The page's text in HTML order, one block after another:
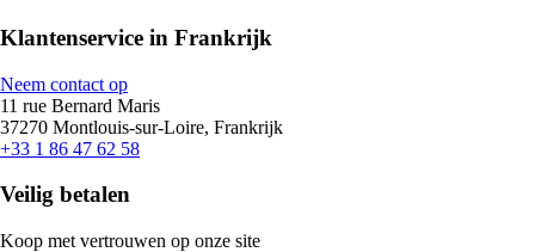
Klantenservice in Frankrijk
Neem contact op
11 rue Bernard Maris
37270 Montlouis-sur-Loire, Frankrijk
+33 1 86 47 62 58
Veilig betalen
Koop met vertrouwen op onze site